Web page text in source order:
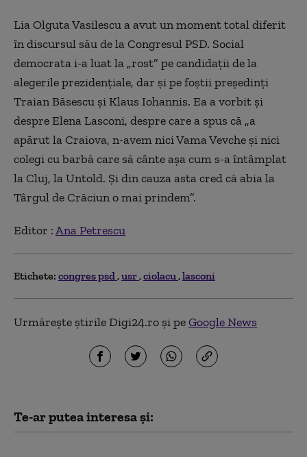
Lia Olguta Vasilescu a avut un moment total diferit
în discursul său de la Congresul PSD. Social
democrata i-a luat la „rost” pe candidații de la
alegerile prezidențiale, dar și pe foștii președinți
Traian Băsescu și Klaus Iohannis. Ea a vorbit și
despre Elena Lasconi, despre care a spus că „a
apărut la Craiova, n-avem nici Vama Vevche și nici
colegi cu barbă care să cânte așa cum s-a întâmplat
la Cluj, la Untold. Și din cauza asta cred că abia la
Târgul de Crăciun o mai prindem”.
Editor :Ana Petrescu
Etichete: congres psd usr ciolacu lasconi
Urmărește știrile Digi24.ro și peGoogle News
Te-ar putea interesa și: